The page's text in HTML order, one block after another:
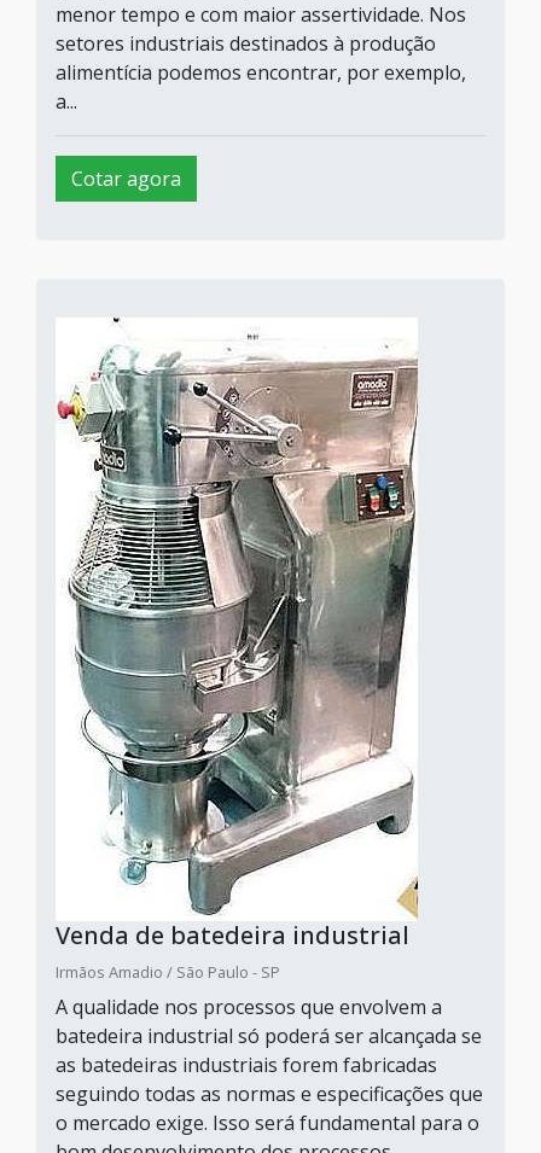
menor tempo e com maior assertividade. Nos
setores industriais destinados à produção
alimentícia podemos encontrar, por exemplo,
a...
Cotar agora
Venda de batedeira industrial
Irmãos Amadio / São Paulo - SP
A qualidade nos processos que envolvem a
batedeira industrial só poderá ser alcançada se
as batedeiras industriais forem fabricadas
seguindo todas as normas e especificações que
o mercado exige. Isso será fundamental para o